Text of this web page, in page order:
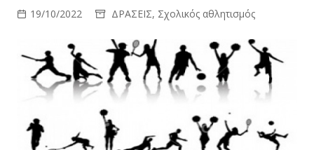
19/10/2022 ΔΡΑΣΕΙΣ, Σχολικός αθλητισμός